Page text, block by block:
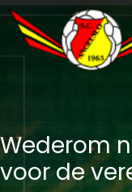
Wederom
voor de